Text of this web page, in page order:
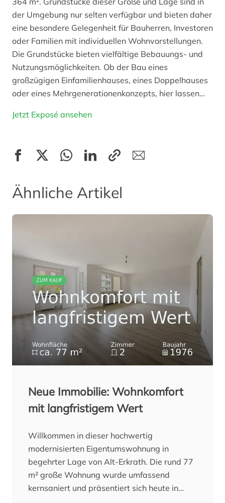
der Umgebung nur selten verfügbar und bieten daher
eine besondere Gelegenheit für Bauherren, Investoren
oder Familien mit individuellen Wohnvorstellungen.
Die Grundstücke bieten vielfältige Bebauungs- und
Nutzungsmöglichkeiten. Ob der Bau eines
großzügigen Einfamilienhauses, eines Doppelhauses
oder eines Mehrgenerationenkonzepts, hier lassen…
Jetzt Exposé ansehen
Ähnliche Artikel
Neue Immobilie: Wohnkomfort
mit langfristigem Wert
Willkommen in dieser hochwertig
modernisierten Eigentumswohnung in
begehrter Lage von Alt-Erkrath. Die rund 77
m² große Wohnung wurde umfassend
kernsaniert und präsentiert sich heute in